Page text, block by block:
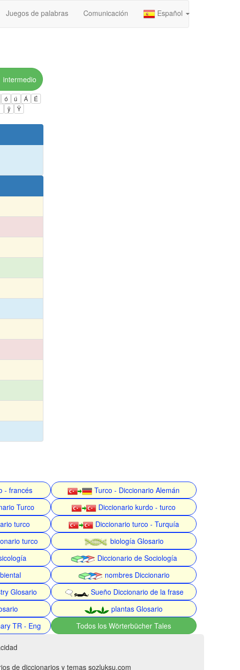
Juegos de palabras Comunicación Español
intermedio
ó ú Á
É
ÿ Ÿ
- francés
Turco - Diccionario Alemán
Turco
Diccionario kurdo - turco
turco
Diccionario turco - Turquía
turco
biología Glosario
Diccionario de Sociología
nombres Diccionario
Glosario
Sueño Diccionario de la frase
plantas Glosario
TR - Eng Todos los Wörterbücher Tales
de diccionarios y temas sozluksu.com